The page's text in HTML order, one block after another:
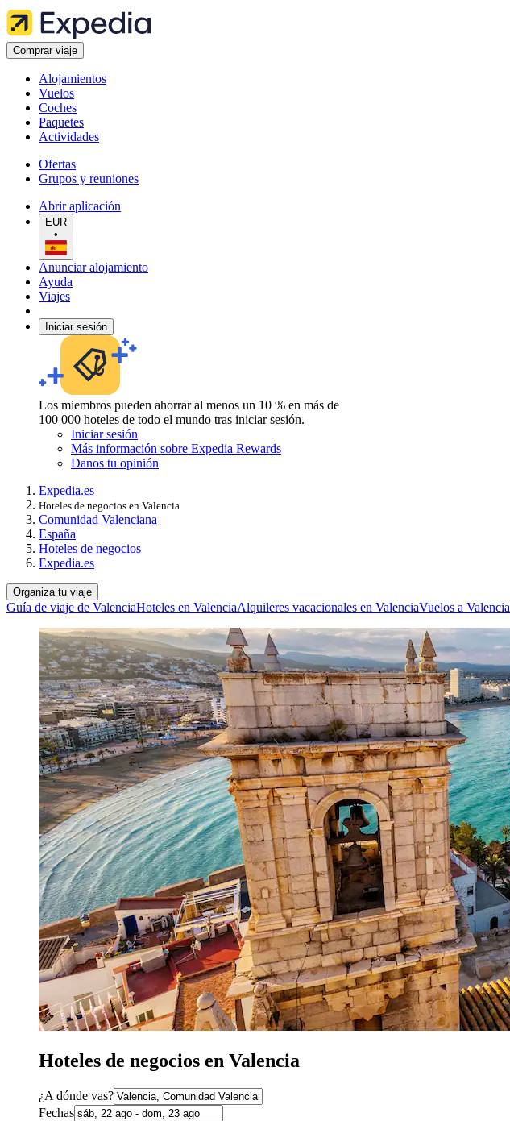
Comprar viaje
Alojamientos
Vuelos
Coches
Paquetes
Actividades
Ofertas
Grupos y reuniones
Abrir aplicación
EUR
•
Anunciar alojamiento
Ayuda
Viajes
Iniciar sesión
Los miembros pueden ahorrar al menos un 10 % en más de
100 000 hoteles de todo el mundo tras iniciar sesión.
Iniciar sesión
Más información sobre Expedia Rewards
Danos tu opinión
Expedia.es
Hoteles de negocios en Valencia
Comunidad Valenciana
España
Hoteles de negocios
Expedia.es
Organiza tu viaje
Guía de viaje de ValenciaHoteles en ValenciaAlquileres vacacionales en ValenciaVuelos a Valencia
Hoteles de negocios en Valencia
¿A dónde vas?
Fechas